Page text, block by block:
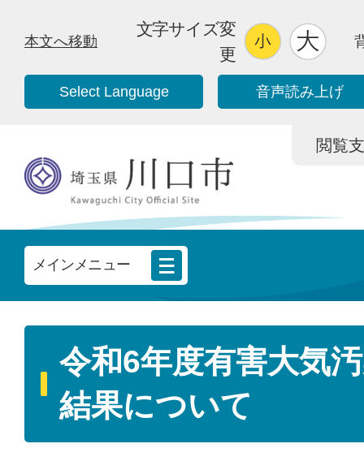
本文へ移動
文字サイズ変
更
Select Language 音声読み上げ
閲覧
メインメニュー
令和6年度有害大気
結果について